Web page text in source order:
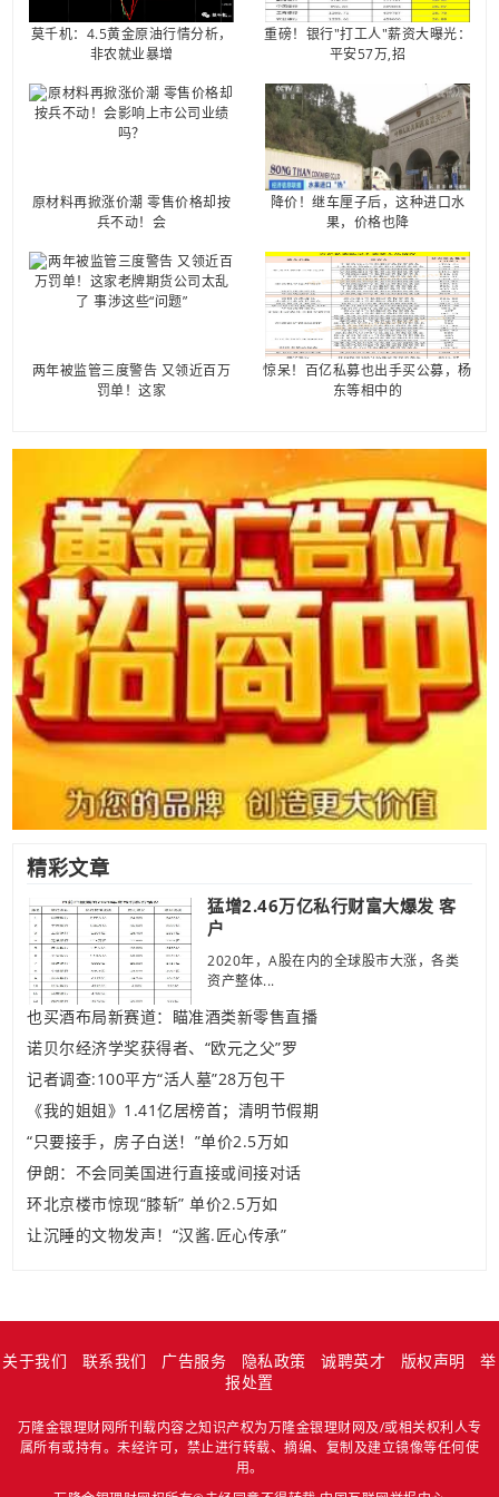
莫千机：4.5黄金原油行情分析，
非农就业暴增
重磅！银行"打工人"薪资大曝光：
平安57万,招
原材料再掀涨价潮 零售价格却按
兵不动！会
降价！继车厘子后，这种进口水
果，价格也降
两年被监管三度警告 又领近百万
罚单！这家
惊呆！百亿私募也出手买公募，杨
东等相中的
精彩文章
猛增2.46万亿私行财富大爆发 客
户
2020年，A股在内的全球股市大涨，各类
资产整体...
也买酒布局新赛道：瞄准酒类新零售直播
诺贝尔经济学奖获得者、“欧元之父”罗
记者调查:100平方“活人墓”28万包干
《我的姐姐》1.41亿居榜首；清明节假期
“只要接手，房子白送！”单价2.5万如
伊朗：不会同美国进行直接或间接对话
环北京楼市惊现“膝斩” 单价2.5万如
让沉睡的文物发声！“汉酱.匠心传承”
关于我们 联系我们 广告服务 隐私政策 诚聘英才 版权声明
举
报处置
万隆金银理财网所刊载内容之知识产权为万隆金银理财网及/或相关权利人专
属所有或持有。未经许可，禁止进行转载、摘编、复制及建立镜像等任何使
用。